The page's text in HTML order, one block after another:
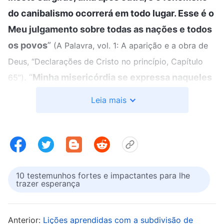
do canibalismo ocorrerá em todo lugar. Esse é o
Meu julgamento sobre todas as nações e todos
os povos” (A Palavra, vol. 1: A aparição e a obra de
Deus, “Declarações de Cristo no princípio, Capítulo
65”)
. “Minha misericórdia se expressa naqueles
mais ainda, testemunho da Minha ira. Quando o
opõem prantearão ao caírem vitimados por
fome e peste. Aqueles que cometeram toda
espécie de perversidade, mas Me seguiram por
muitos anos, não escaparão de pagar por seus
Leia mais
10 testemunhos fortes e impactantes para lhe
trazer esperança
Anterior: Lições aprendidas com a subdivisão de